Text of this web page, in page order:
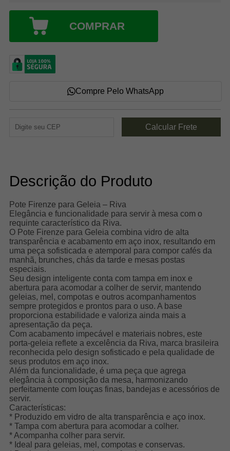
COMPRAR
Compre Pelo WhatsApp
Descrição do Produto
Pote Firenze para Geleia – Riva
Elegância e funcionalidade para servir à mesa com o
requinte característico da Riva.
O Pote Firenze para Geleia combina vidro de alta
transparência e acabamento em aço inox, resultando em
uma peça sofisticada e atemporal para compor cafés da
manhã, brunches, chás da tarde e mesas postas
especiais.
Seu design inteligente conta com tampa em inox e
abertura para acomodar a colher de servir, mantendo
geleias, mel, compotas e outros acompanhamentos
sempre protegidos e prontos para o uso. A base
proporciona estabilidade e valoriza ainda mais a
apresentação da peça.
Com acabamento impecável e materiais nobres, este
porta-geleia reflete a excelência da Riva, marca brasileira
reconhecida pelo design sofisticado e pela qualidade de
seus produtos em aço inox.
Além da funcionalidade, é uma peça que agrega
elegância à composição da mesa, harmonizando
perfeitamente com louças finas, bandejas e acessórios de
servir.
Características:
* Produzido em vidro de alta transparência e aço inox.
* Tampa com abertura para acomodar a colher.
* Acompanha colher para servir.
* Ideal para geleias, mel, compotas e conservas.